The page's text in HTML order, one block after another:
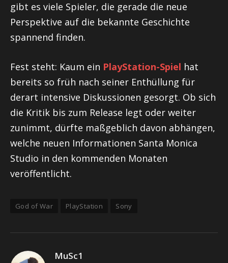
gibt es viele Spieler, die gerade die neue
Perspektive auf die bekannte Geschichte
spannend finden.
Fest steht: Kaum ein PlayStation-Spiel hat
bereits so früh nach seiner Enthüllung für
derart intensive Diskussionen gesorgt. Ob sich
die Kritik bis zum Release legt oder weiter
zunimmt, dürfte maßgeblich davon abhängen,
welche neuen Informationen Santa Monica
Studio in den kommenden Monaten
veröffentlicht.
God of War PlayStation Sony
MuSc1